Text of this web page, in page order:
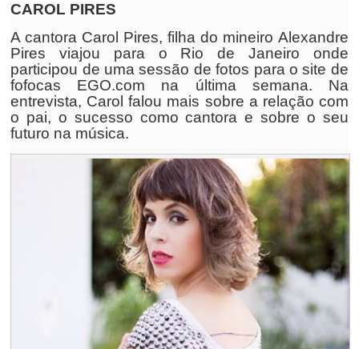
CAROL PIRES
A cantora Carol Pires, filha do mineiro Alexandre
Pires viajou para o Rio de Janeiro onde
participou de uma sessão de fotos para o site de
fofocas EGO.com na última semana. Na
entrevista, Carol falou mais sobre a relação com
o pai, o sucesso como cantora e sobre o seu
futuro na música.